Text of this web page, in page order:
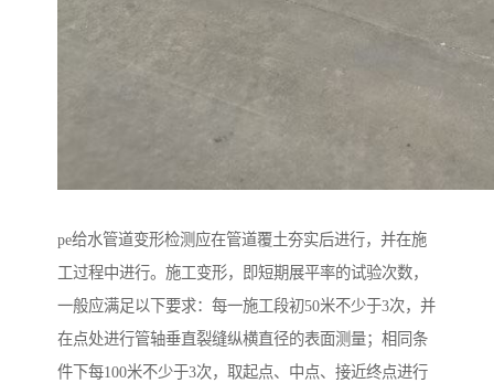
pe给水管道变形检测应在管道覆土夯实后进行，并在施
工过程中进行。施工变形，即短期展平率的试验次数，
一般应满足以下要求：每一施工段初50米不少于3次，并
在点处进行管轴垂直裂缝纵横直径的表面测量；相同条
件下每100米不少于3次，取起点、中点、接近终点进行